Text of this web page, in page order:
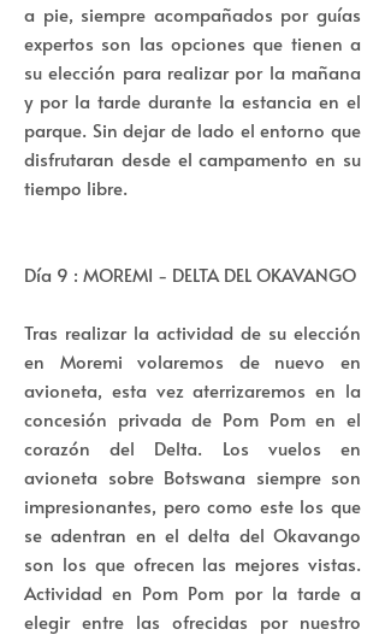
a pie, siempre acompañados por guías
expertos son las opciones que tienen a
su elección para realizar por la mañana
y por la tarde durante la estancia en el
parque. Sin dejar de lado el entorno que
disfrutaran desde el campamento en su
tiempo libre.
Día 9 : MOREMI - DELTA DEL OKAVANGO
Tras realizar la actividad de su elección
en Moremi volaremos de nuevo en
avioneta, esta vez aterrizaremos en la
concesión privada de Pom Pom en el
corazón del Delta. Los vuelos en
avioneta sobre Botswana siempre son
impresionantes, pero como este los que
se adentran en el delta del Okavango
son los que ofrecen las mejores vistas.
Actividad en Pom Pom por la tarde a
elegir entre las ofrecidas por nuestro